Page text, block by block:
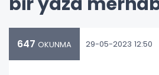
647 OKUNMA 29-05-2023 12:50